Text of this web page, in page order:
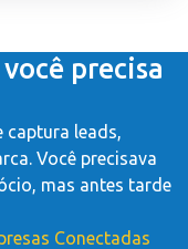
precisa
captura leads,
Você precisava
mas antes tarde
Conectadas